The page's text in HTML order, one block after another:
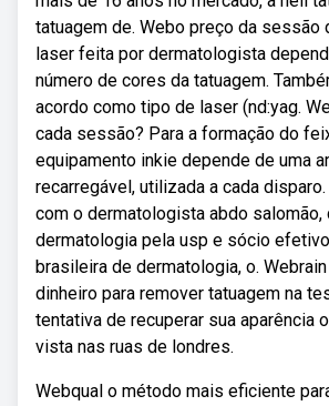
tatuagem de. Webo preço da sessão
laser feita por dermatologista
número de cores da tatuagem.
acordo como tipo de laser (nd:yag.
cada sessão? Para a formação do
equipamento inkie depende de uma
recarregável, utilizada a cada
com o dermatologista abdo salomão,
dermatologia pela usp e sócio
brasileira de dermatologia, o.
dinheiro para remover tatuagem na
tentativa de recuperar sua aparência
vista nas ruas de londres.
Webqual o método mais eficiente